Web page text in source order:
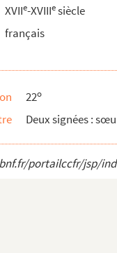
France à Kebec
XVIIe-XVIIIesiècle
français
22o
Deux signées :
portailccfr/jsp/